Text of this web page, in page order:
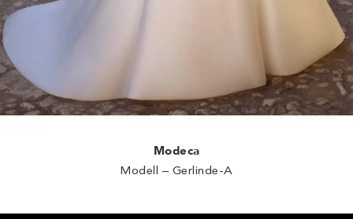
Modeca
Modell – Gerlinde-A